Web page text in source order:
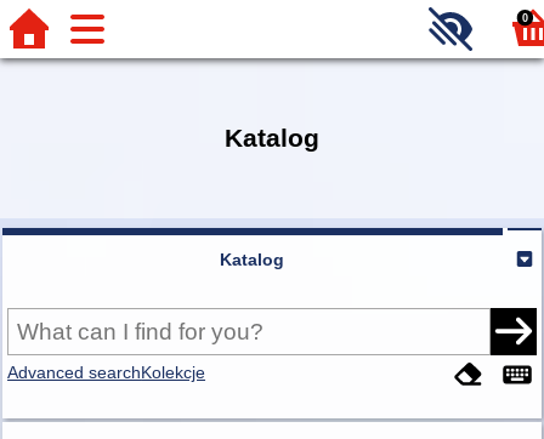
0
Katalog
Katalog
Advanced searchKolekcje